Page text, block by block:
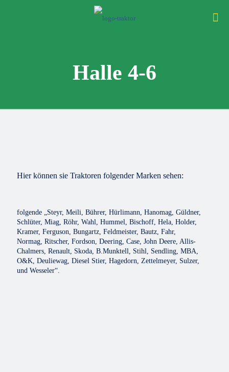
Halle 4-6
Hier können sie Traktoren folgender Marken sehen:
folgende „Steyr, Meili, Bührer, Hürlimann, Hanomag, Güldner,
Schlüter, Miag, Röhr, Wahl, Hummel, Bischoff, Hela, Holder,
Kramer, Ferguson, Bungartz, Feldmeister, Bautz, Fahr,
Normag, Ritscher, Fordson, Deering, Case, John Deere, Allis-
Chalmers, Renault, Skoda, B.Munktell, Stihl, Sendling, MBA,
O&K, Deuliewag, Diesel Stier, Hagedorn, Zettelmeyer, Sulzer,
und Wesseler“.